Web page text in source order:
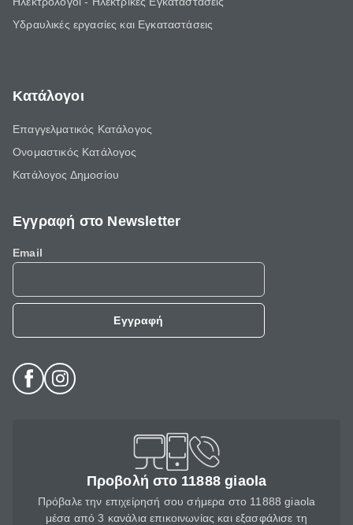
Υδραυλικές εργασίες και Εγκαταστάσεις
Κατάλογοι
Επαγγελματικός Κατάλογος
Ονομαστικός Κατάλογος
Κατάλογος Δημοσίου
Εγγραφή στο Newsletter
Email
Εγγραφή
Προβολή στο 11888 giaola
Πρόβαλε την επιχείρησή σου σήμερα στο 11888 giaola
μέσα από 3 κανάλια επικοινωνίας και εξασφάλισε τη